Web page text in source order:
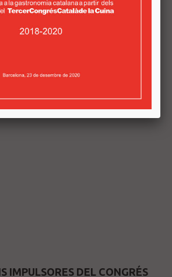
IMPULSORES DEL CONGRÉS